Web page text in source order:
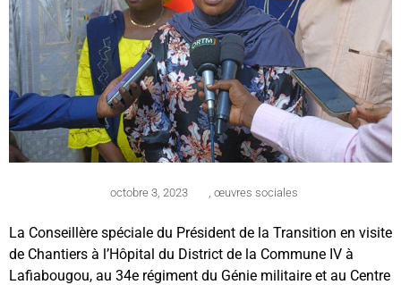
octobre 3, 2023 œuvres sociales
La Conseillère spéciale du Président de la Transition en visite
de Chantiers à l’Hôpital du District de la Commune IV à
Lafiabougou, au 34e régiment du Génie militaire et au Centre